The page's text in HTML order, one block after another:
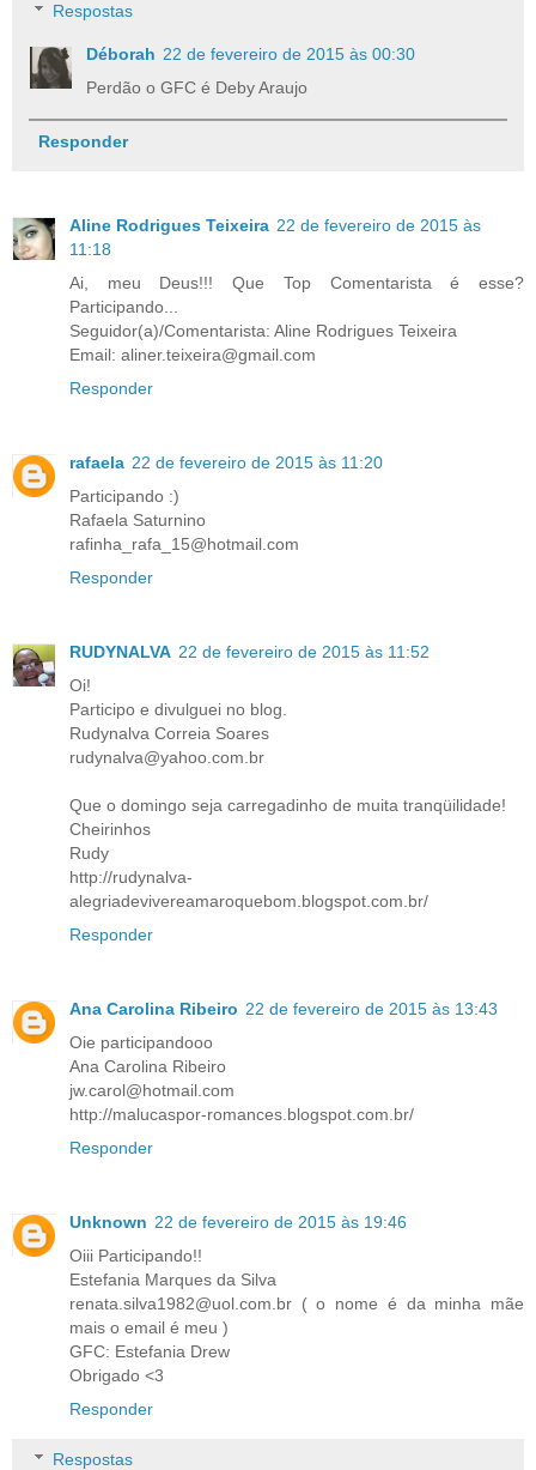
Respostas
Déborah 22 de fevereiro de 2015 às 00:30
Perdão o GFC é Deby Araujo
Responder
Aline Rodrigues Teixeira 22 de fevereiro de 2015 às
11:18
Ai, meu Deus!!! Que Top Comentarista é esse?
Participando...
Seguidor(a)/Comentarista: Aline Rodrigues Teixeira
Email: aliner.teixeira@gmail.com
Responder
rafaela 22 de fevereiro de 2015 às 11:20
Participando :)
Rafaela Saturnino
rafinha_rafa_15@hotmail.com
Responder
RUDYNALVA 22 de fevereiro de 2015 às 11:52
Oi!
Participo e divulguei no blog.
Rudynalva Correia Soares
rudynalva@yahoo.com.br
Que o domingo seja carregadinho de muita tranqüilidade!
Cheirinhos
Rudy
http://rudynalva-
alegriadevivereamaroquebom.blogspot.com.br/
Responder
Ana Carolina Ribeiro 22 de fevereiro de 2015 às 13:43
Oie participandooo
Ana Carolina Ribeiro
jw.carol@hotmail.com
http://malucaspor-romances.blogspot.com.br/
Responder
Unknown 22 de fevereiro de 2015 às 19:46
Oiii Participando!!
Estefania Marques da Silva
renata.silva1982@uol.com.br ( o nome é da minha mãe
mais o email é meu )
GFC: Estefania Drew
Obrigado <3
Responder
Respostas